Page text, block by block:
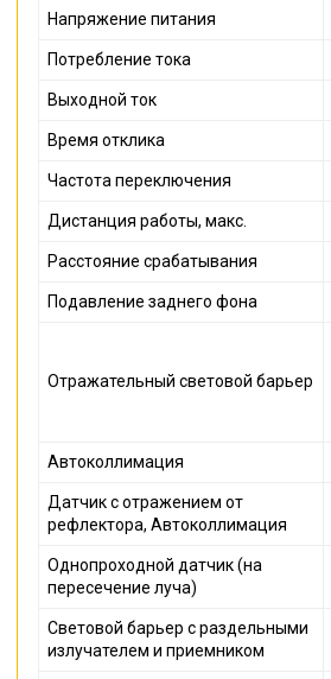
Напряжение питания
Потребление тока
Выходной ток
Время отклика
Частота переключения
Дистанция работы, макс.
Расстояние срабатывания
Подавление заднего фона
Отражательный световой барьер
Автоколлимация
Датчик с отражением от
рефлектора, Автоколлимация
Однопроходной датчик (на
пересечение луча)
Световой барьер с раздельными
излучателем и приемником